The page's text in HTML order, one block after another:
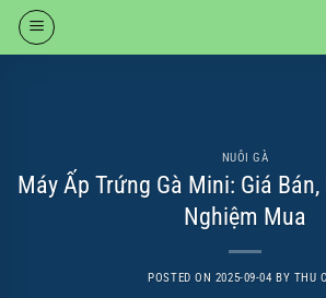
Skip
NUÔI GÀ
Máy Ấp Trứng Gà Mini: Giá
Nghiệm Mua
POSTED ON 2025-09-04 BY THU